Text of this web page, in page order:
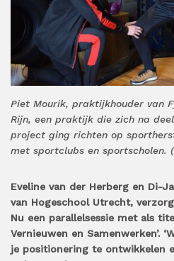
Piet Mourik, praktijkhouder van
Rijn, een praktijk die zich na
project ging richten op
met sportclubs en sportscholen.
Eveline van der Herberg en Di-
van Hogeschool Utrecht,
Nu een parallelsessie met als
Vernieuwen en Samenwerken’.
je positionering te ontwikkelen